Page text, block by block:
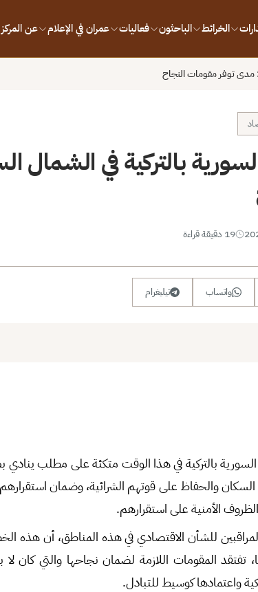
الخرائط الباحثون فعاليات عمران في الإعلام عن المركز
مدى توفر مقومات النجاح
بالتركية في
19 دقيقة قراءة
واتساب تيليغرام
السورية بالتركية في هذا الوقت متكئة على مطلب
والحفاظ على قوتهم الشرائية، وضمان
الأمنية على استقرارهم.
للشأن الاقتصادي في هذه المناطق، أن هذه
تفتقد المقومات اللازمة لضمان نجاحها والتي كان
واعتمادها كوسيط للتبادل.